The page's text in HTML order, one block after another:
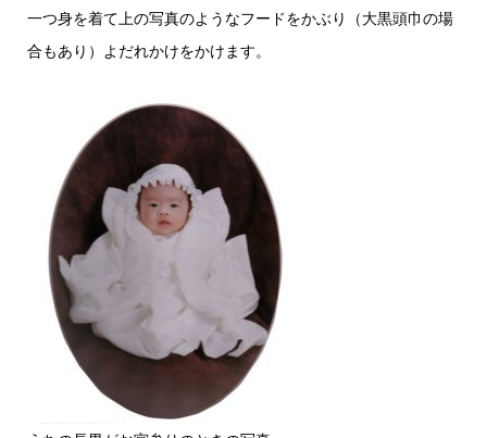
一つ身を着て上の写真のようなフードをかぶり（大黒頭巾の場
合もあり）よだれかけをかけます。